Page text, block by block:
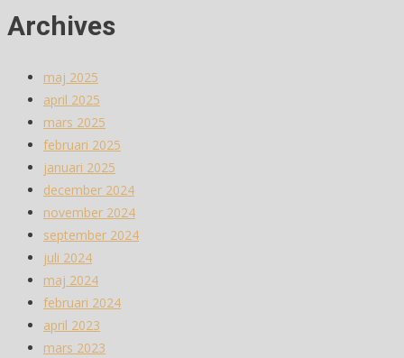
Archives
maj 2025
april 2025
mars 2025
februari 2025
januari 2025
december 2024
november 2024
september 2024
juli 2024
maj 2024
februari 2024
april 2023
mars 2023